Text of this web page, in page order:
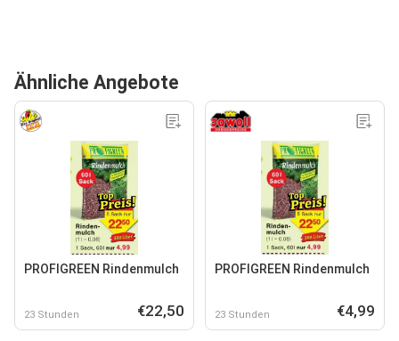
Ähnliche Angebote
PROFIGREEN Rindenmulch
23 Stunden €22,50
PROFIGREEN Rindenmulch
23 Stunden €4,99